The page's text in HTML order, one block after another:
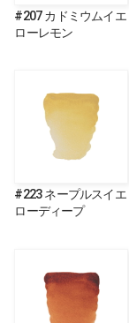
#207 カドミウムイエ
ローレモン
#223 ネープルスイエ
ローディープ